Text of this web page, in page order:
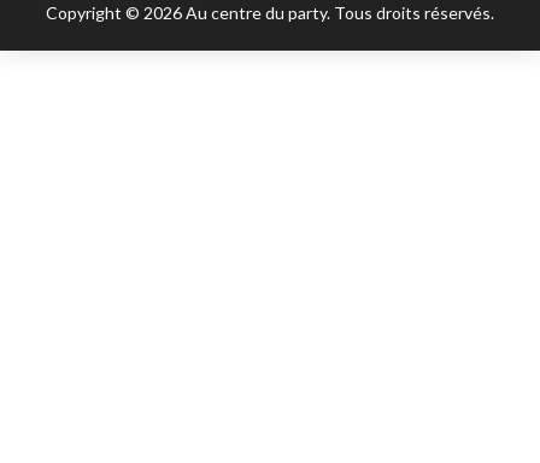
Copyright © 2026 Au centre du party. Tous droits réservés.